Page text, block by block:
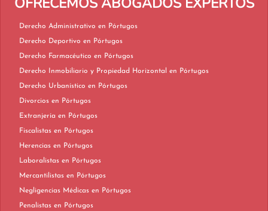
Derecho Administrativo en Pórtugos
Derecho Deportivo en Pórtugos
Derecho Farmacéutico en Pórtugos
Derecho Inmobiliario y Propiedad Horizontal en Pórtugos
Derecho Urbanístico en Pórtugos
Divorcios en Pórtugos
Extranjería en Pórtugos
Fiscalistas en Pórtugos
Herencias en Pórtugos
Laboralistas en Pórtugos
Mercantilistas en Pórtugos
Negligencias Médicas en Pórtugos
Penalistas en Pórtugos